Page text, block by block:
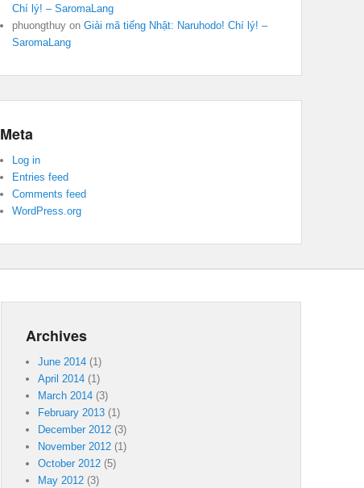
Chí lý! – SaromaLang
phuongthuy on Giải mã tiếng Nhật: Naruhodo! Chí lý! –
SaromaLang
Meta
Log in
Entries feed
Comments feed
WordPress.org
Archives
June 2014 (1)
April 2014 (1)
March 2014 (3)
February 2013 (1)
December 2012 (3)
November 2012 (1)
October 2012 (5)
May 2012 (3)